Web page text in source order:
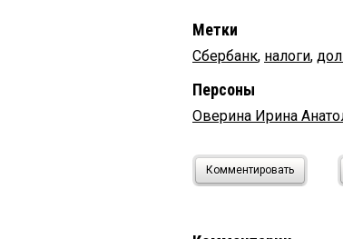
Метки
Сбербанк, налоги,
Персоны
Оверина Ирина
Комментировать